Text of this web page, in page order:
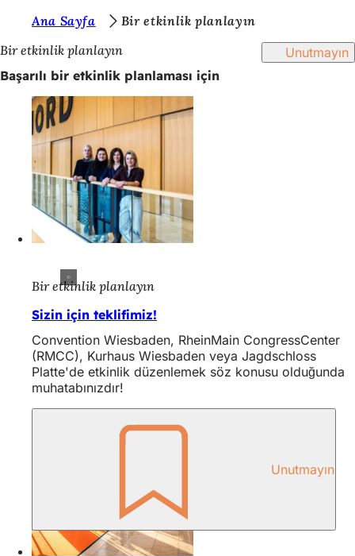
İçeriğe atla
u
r
Ana Sayfa
Bir etkinlik planlayın
Bir etkinlik planlayın
Unutmayın
Başarılı bir etkinlik planlaması için
Bir etkinlik planlayın
Sizin için teklifimiz!
Convention Wiesbaden, RheinMain CongressCenter
(RMCC), Kurhaus Wiesbaden veya Jagdschloss
Platte'de etkinlik düzenlemek söz konusu olduğunda
muhatabınızdır!
Unutmayın